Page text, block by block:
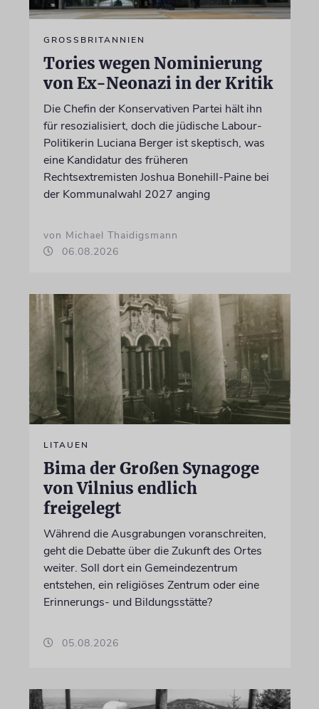
GROSSBRITANNIEN
Tories wegen Nominierung
von Ex-Neonazi in der Kritik
Die Chefin der Konservativen Partei hält ihn
für resozialisiert, doch die jüdische Labour-
Politikerin Luciana Berger ist skeptisch, was
eine Kandidatur des früheren
Rechtsextremisten Joshua Bonehill-Paine bei
der Kommunalwahl 2027 anging
von Michael Thaidigsmann
06.08.2026
LITAUEN
Bima der Großen Synagoge
von Vilnius endlich
freigelegt
Während die Ausgrabungen voranschreiten,
geht die Debatte über die Zukunft des Ortes
weiter. Soll dort ein Gemeindezentrum
entstehen, ein religiöses Zentrum oder eine
Erinnerungs- und Bildungsstätte?
05.08.2026